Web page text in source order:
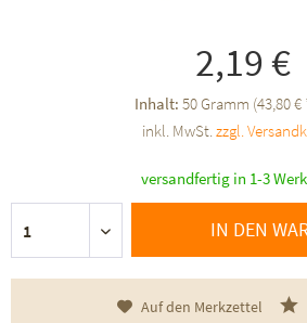
2,19 €
Inhalt: 50 Gramm (43,80 €
inkl. MwSt.zzgl.
versandfertig in 1-3
IN DEN
Auf den Merkzettel